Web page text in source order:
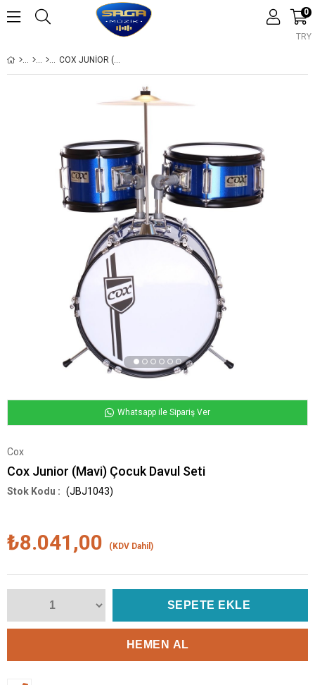
TRY
0
COX JUNIOR (MAVI) ÇOCUK DAVUL SETI
Whatsapp ile Sipariş Ver
Cox
Cox Junior (Mavi) Çocuk Davul Seti
(JBJ1043)
₺8.041,00 (KDV Dahil)